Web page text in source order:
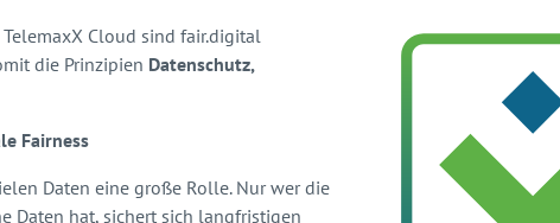
Cloud sind fair.digital
die Prinzipien Datenschutz,
Fairness
Daten eine große Rolle. Nur wer die
Daten hat, sichert sich langfristigen